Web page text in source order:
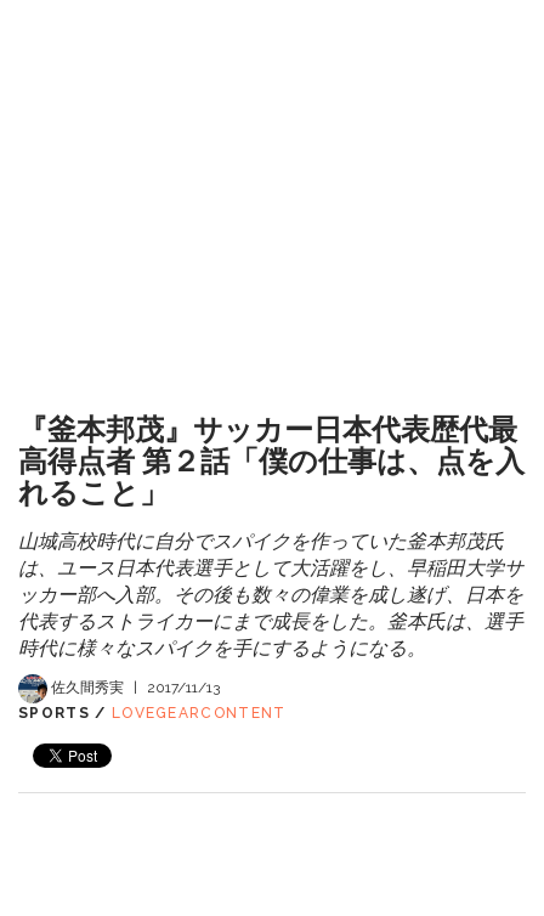
『釜本邦茂』サッカー日本代表歴代最
高得点者 第２話「僕の仕事は、点を入
れること」
山城高校時代に自分でスパイクを作っていた釜本邦茂氏
は、ユース日本代表選手として大活躍をし、早稲田大学サ
ッカー部へ入部。その後も数々の偉業を成し遂げ、日本を
代表するストライカーにまで成長をした。釜本氏は、選手
時代に様々なスパイクを手にするようになる。
佐久間秀実 |
2017/11/13
SPORTS / LOVEGEARCONTENT